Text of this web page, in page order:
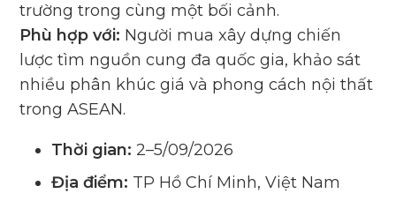
trường trong cùng một bối cảnh.
Phù hợp với: Người mua xây dựng chiến
lược tìm nguồn cung đa quốc gia, khảo sát
nhiều phân khúc giá và phong cách nội thất
trong ASEAN.
Thời gian: 2–5/09/2026
Địa điểm: TP Hồ Chí Minh, Việt Nam